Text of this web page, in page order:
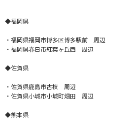
◆福岡県
・福岡県福岡市博多区博多駅前 周辺
・福岡県春日市紅葉ヶ丘西 周辺
◆佐賀県
・佐賀県鹿島市古枝 周辺
・佐賀県小城市小城町畑田 周辺
◆熊本県